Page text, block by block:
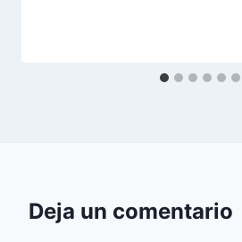
Deja un comentario